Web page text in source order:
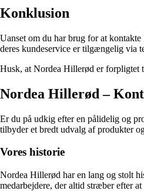
Konklusion
Uanset om du har brug for at
deres kundeservice er tilgængelig via
Husk, at Nordea Hillerød er forpligtet
Nordea Hillerød –
Er du på udkig efter en pålidelig og
tilbyder et bredt udvalg af produkter
Vores historie
Nordea Hillerød har en lang og stolt
medarbejdere, der altid stræber efter